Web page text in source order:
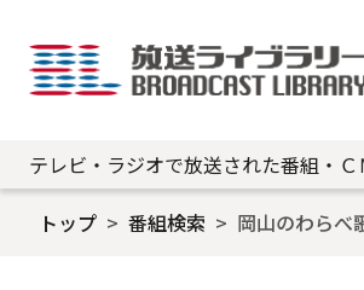
テレビ・ラジオで放送された番組・
トップ 番組検索 岡山のわら